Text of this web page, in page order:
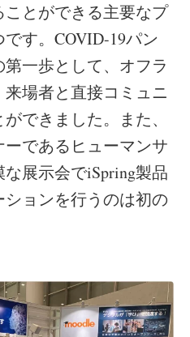
とができる主要なプ
す。COVID-19パン
一歩として、オフラ
場者と直接コミュニ
できました。また、
であるヒューマンサ
展示会でiSpring製品
ョンを行うのは初の